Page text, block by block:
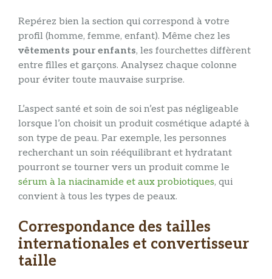
Repérez bien la section qui correspond à votre
profil (homme, femme, enfant). Même chez les
vêtements pour enfants, les fourchettes diffèrent
entre filles et garçons. Analysez chaque colonne
pour éviter toute mauvaise surprise.
L’aspect santé et soin de soi n’est pas négligeable
lorsque l’on choisit un produit cosmétique adapté à
son type de peau. Par exemple, les personnes
recherchant un soin rééquilibrant et hydratant
pourront se tourner vers un produit comme le
sérum à la niacinamide et aux probiotiques, qui
convient à tous les types de peaux.
Correspondance des tailles
internationales et convertisseur
taille